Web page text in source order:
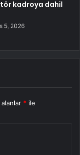
kadroya dahil
5, 2026
* ile